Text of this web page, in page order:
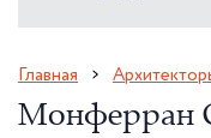
Главная
Монферран